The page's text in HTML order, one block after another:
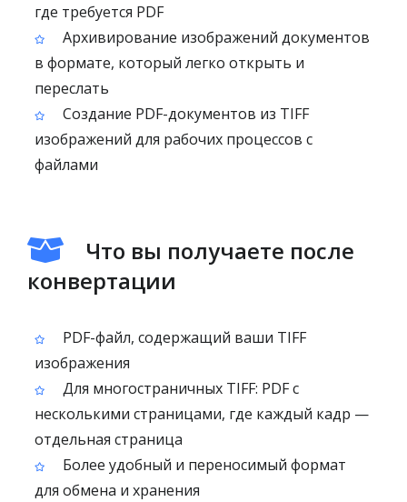
где требуется PDF
Архивирование изображений документов
в формате, который легко открыть и
переслать
Создание PDF-документов из TIFF
изображений для рабочих процессов с
файлами
Что вы получаете после
конвертации
PDF-файл, содержащий ваши TIFF
изображения
Для многостраничных TIFF: PDF с
несколькими страницами, где каждый кадр —
отдельная страница
Более удобный и переносимый формат
для обмена и хранения